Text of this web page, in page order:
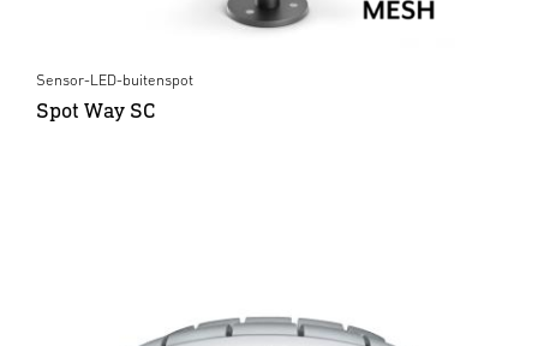
Sensor-LED-buitenspot
Spot Way SC